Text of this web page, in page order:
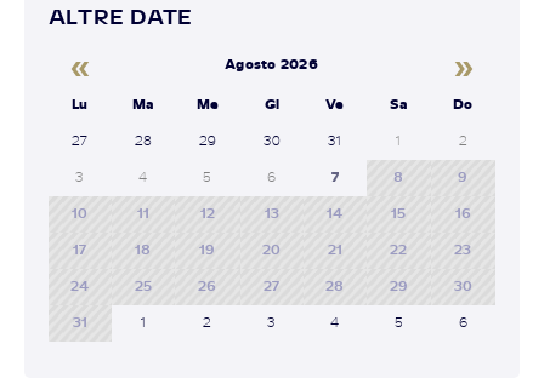
ALTRE DATE
« Agosto 2026 »
Lu Ma Me Gi Ve Sa Do
27 28 29 30 31 1 2
3 4 5 6 7 8 9
10 11 12 13 14 15 16
17 18 19 20 21 22 23
24 25 26 27 28 29 30
31 1 2 3 4 5 6